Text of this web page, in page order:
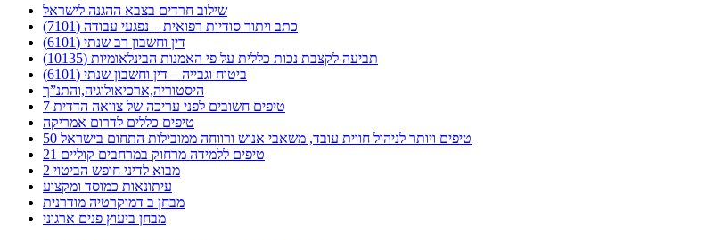
שילוב חרדים בצבא ההגנה לישראל
כתב ויתור סודיות רפואית – נפגעי עבודה (7101)
דין וחשבון רב שנתי (6101)
תביעה לקצבת נכות כללית על פי האמנות הבינלאומיות (10135)
ביטוח וגבייה – דין וחשבון שנתי (6101)
היסטוריה,ארכיאולוגיה,והתנ”ך
7 טיפים חשובים לפני עריכה של צוואה הדדית
טיפים כללים לדרום אמריקה
50 טיפים ויותר לניהול חווית עובד, משאבי אנוש ורווחה ממובילות התחום בישראל
21 טיפים ללמידה מרחוק במרחבים קוליים
מבוא לדיני חופש הביטוי 2
עיתונאות כמוסד ומקצוע
מבחן ב דמוקרטיה מודרנית
מבחן ביעוץ פנים ארגוני